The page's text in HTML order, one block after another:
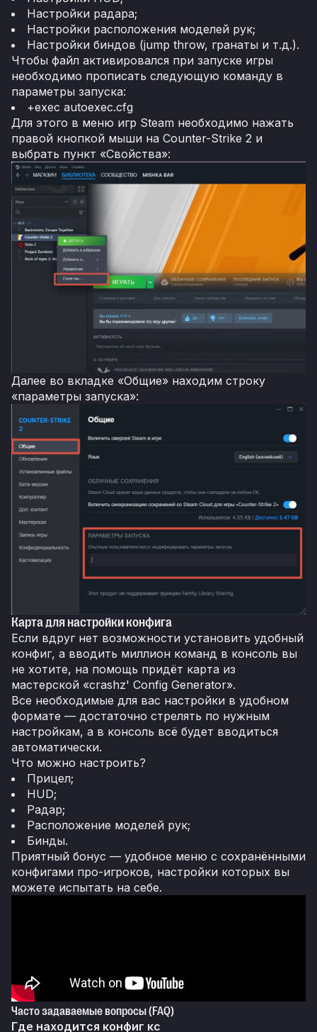
Настройки радара;
Настройки расположения моделей рук;
Настройки биндов (jump throw, гранаты и т.д.).
Чтобы файл активировался при запуске игры
необходимо прописать следующую команду в
параметры запуска:
+exec autoexec.cfg
Для этого в меню игр Steam необходимо нажать
правой кнопкой мыши на Counter-Strike 2 и
выбрать пункт «Свойства»:
Далее во вкладке «Общие» находим строку
«параметры запуска»:
Карта для настройки конфига
Если вдруг нет возможности установить удобный
конфиг, а вводить миллион команд в консоль вы
не хотите, на помощь придёт карта из
мастерской «crashz' Config Generator».
Все необходимые для вас настройки в удобном
формате — достаточно стрелять по нужным
настройкам, а в консоль всё будет вводиться
автоматически.
Что можно настроить?
Прицел;
HUD;
Радар;
Расположение моделей рук;
Бинды.
Приятный бонус — удобное меню с сохранёнными
конфигами про-игроков, настройки которых вы
можете испытать на себе.
Часто задаваемые вопросы (FAQ)
Где находится конфиг кс